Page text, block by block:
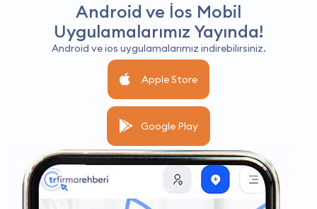
Android ve İos Mobil
Uygulamalarımız Yayında!
Android ve ios uygulamalarımız indirebilirsiniz.
Apple Store
Google Play